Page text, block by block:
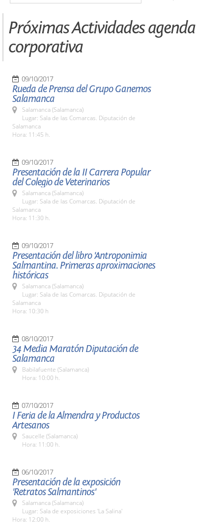
Próximas Actividades agenda
corporativa
09/10/2017
Rueda de Prensa del Grupo Ganemos
Salamanca
Salamanca (Salamanca)
Lugar: Sala de las Comarcas. Diputación de
Salamanca
Hora: 11:45 h.
09/10/2017
Presentación de la II Carrera Popular
del Colegio de Veterinarios
Salamanca (Salamanca)
Lugar: Sala de las Comarcas. Diputación de
Salamanca
Hora: 11:30 h.
09/10/2017
Presentación del libro 'Antroponimia
Salmantina. Primeras aproximaciones
históricas
Salamanca (Salamanca)
Lugar: Sala de las Comarcas. Diputación de
Salamanca
Hora: 10:30 h
08/10/2017
34 Media Maratón Diputación de
Salamanca
Babilafuente (Salamanca)
Hora: 10:00 h.
07/10/2017
I Feria de la Almendra y Productos
Artesanos
Saucelle (Salamanca)
Hora: 11:00 h.
06/10/2017
Presentación de la exposición
'Retratos Salmantinos'
Salamanca (Salamanca)
Lugar: Sala de exposiciones 'La Salina'
Hora: 12:00 h.